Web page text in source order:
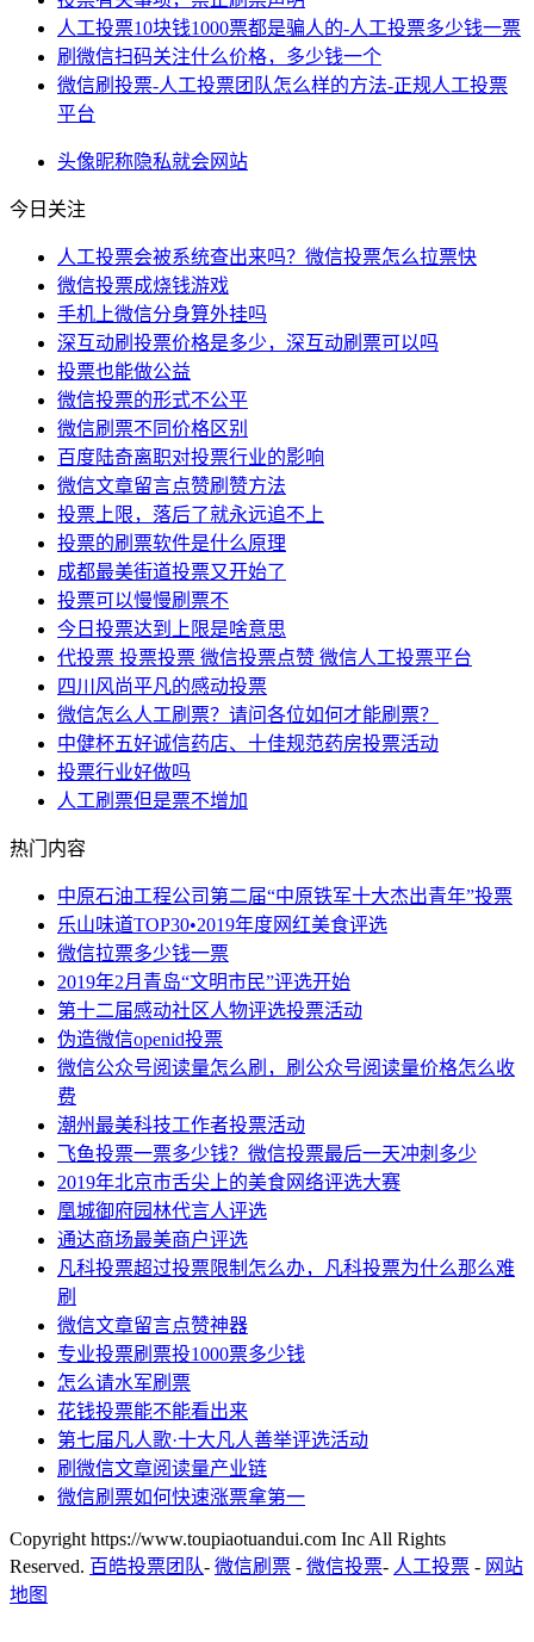
人工投票10块钱1000票都是骗人的-人工投票多少钱一票
刷微信扫码关注什么价格，多少钱一个
微信刷投票-人工投票团队怎么样的方法-正规人工投票
平台
头像昵称隐私就会网站
今日关注
人工投票会被系统查出来吗？微信投票怎么拉票快
微信投票成烧钱游戏
手机上微信分身算外挂吗
深互动刷投票价格是多少，深互动刷票可以吗
投票也能做公益
微信投票的形式不公平
微信刷票不同价格区别
百度陆奇离职对投票行业的影响
微信文章留言点赞刷赞方法
投票上限，落后了就永远追不上
投票的刷票软件是什么原理
成都最美街道投票又开始了
投票可以慢慢刷票不
今日投票达到上限是啥意思
代投票 投票投票 微信投票点赞 微信人工投票平台
四川风尚平凡的感动投票
微信怎么人工刷票？请问各位如何才能刷票？
中健杯五好诚信药店、十佳规范药房投票活动
投票行业好做吗
​人工刷票但是票不增加
热门内容
中原石油工程公司第二届“中原铁军十大杰出青年”投票
乐山味道TOP30•2019年度网红美食评选
微信拉票多少钱一票
2019年2月青岛“文明市民”评选开始
第十二届感动社区人物评选投票活动
伪造微信openid投票
微信公众号阅读量怎么刷，刷公众号阅读量价格怎么收
费
潮州最美科技工作者投票活动
飞鱼投票一票多少钱？微信投票最后一天冲刺多少
2019年北京市舌尖上的美食网络评选大赛
凰城御府园林代言人评选
通达商场最美商户评选
凡科投票超过投票限制怎么办，凡科投票为什么那么难
刷
微信文章留言点赞神器
专业投票刷票投1000票多少钱
怎么请水军刷票
花钱投票能不能看出来
第七届凡人歌·十大凡人善举评选活动
刷微信文章阅读量产业链
微信刷票如何快速涨票拿第一
Copyright https://www.toupiaotuandui.com Inc All Rights
Reserved. 百皓投票团队- 微信刷票 - 微信投票- 人工投票 - 网站
地图